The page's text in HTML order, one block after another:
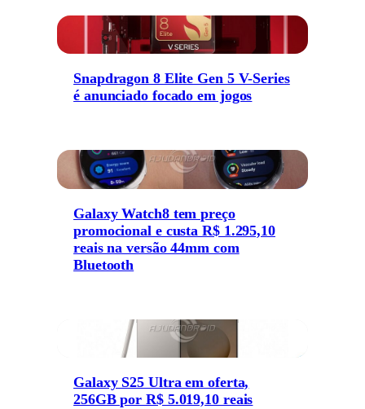
Snapdragon 8 Elite Gen 5 V-Series
é anunciado focado em jogos
Galaxy Watch8 tem preço
promocional e custa R$ 1.295,10
reais na versão 44mm com
Bluetooth
Galaxy S25 Ultra em oferta,
256GB por R$ 5.019,10 reais